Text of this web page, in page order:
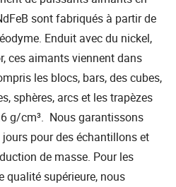
sont fabriqués à partir de
Enduit avec du nickel,
ces aimants viennent dans
les blocs, bars, des cubes,
sphères, arcs et les trapèzes
g/cm³. Nous garantissons
pour des échantillons et
de masse. Pour les
qualité supérieure, nous